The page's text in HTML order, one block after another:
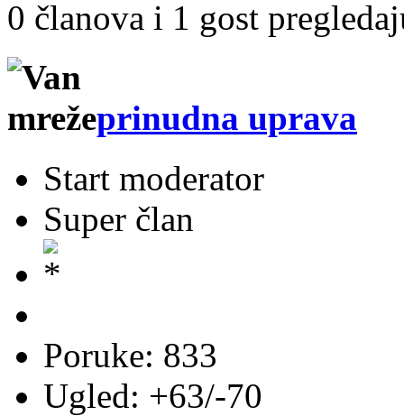
0 članova i 1 gost
prinudna uprava
Start moderator
Super član
Poruke: 833
Ugled: +63/-70